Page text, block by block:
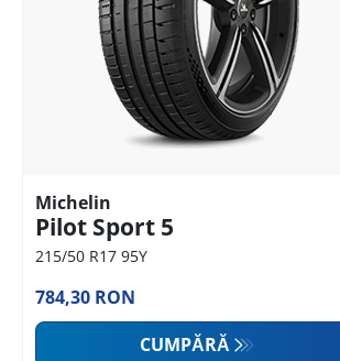
Michelin
Pilot Sport 5
215/50 R17 95Y
784,30 RON
CUMPĂRĂ